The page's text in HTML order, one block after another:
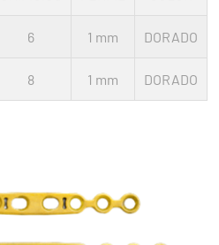
6 1 mm DORADO
8 1 mm DORADO